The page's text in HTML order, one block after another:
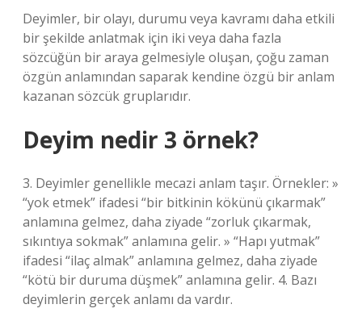
Deyimler, bir olayı, durumu veya kavramı daha etkili
bir şekilde anlatmak için iki veya daha fazla
sözcüğün bir araya gelmesiyle oluşan, çoğu zaman
özgün anlamından saparak kendine özgü bir anlam
kazanan sözcük gruplarıdır.
Deyim nedir 3 örnek?
3. Deyimler genellikle mecazi anlam taşır. Örnekler: »
“yok etmek” ifadesi “bir bitkinin kökünü çıkarmak”
anlamına gelmez, daha ziyade “zorluk çıkarmak,
sıkıntıya sokmak” anlamına gelir. » “Hapı yutmak”
ifadesi “ilaç almak” anlamına gelmez, daha ziyade
“kötü bir duruma düşmek” anlamına gelir. 4. Bazı
deyimlerin gerçek anlamı da vardır.